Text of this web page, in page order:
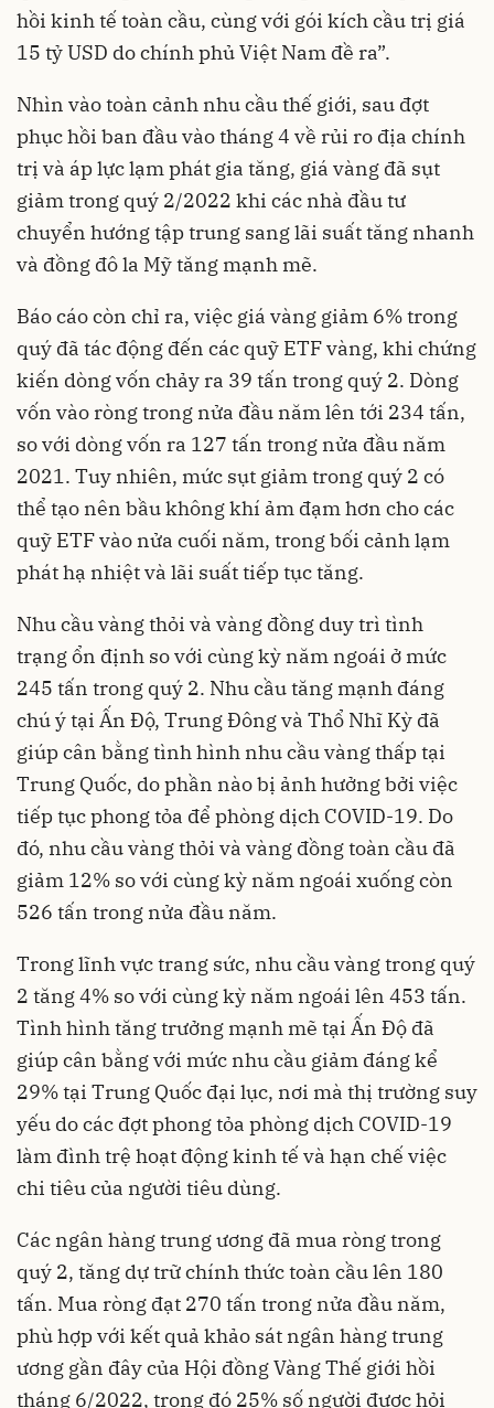
hồi kinh tế toàn cầu, cùng với gói kích cầu trị giá
15 tỷ USD do chính phủ Việt Nam đề ra”.
Nhìn vào toàn cảnh nhu cầu thế giới, sau đợt
phục hồi ban đầu vào tháng 4 về rủi ro địa chính
trị và áp lực lạm phát gia tăng, giá vàng đã sụt
giảm trong quý 2/2022 khi các nhà đầu tư
chuyển hướng tập trung sang lãi suất tăng nhanh
và đồng đô la Mỹ tăng mạnh mẽ.
Báo cáo còn chỉ ra, việc giá vàng giảm 6% trong
quý đã tác động đến các quỹ ETF vàng, khi chứng
kiến dòng vốn chảy ra 39 tấn trong quý 2. Dòng
vốn vào ròng trong nửa đầu năm lên tới 234 tấn,
so với dòng vốn ra 127 tấn trong nửa đầu năm
2021. Tuy nhiên, mức sụt giảm trong quý 2 có
thể tạo nên bầu không khí ảm đạm hơn cho các
quỹ ETF vào nửa cuối năm, trong bối cảnhlạm
pháthạ nhiệt và lãi suất tiếp tục tăng.
Nhu cầu vàng thỏi và vàng đồng duy trì tình
trạng ổn định so với cùng kỳ năm ngoái ở mức
245 tấn trong quý 2. Nhu cầu tăng mạnh đáng
chú ý tại Ấn Độ, Trung Đông và Thổ Nhĩ Kỳ đã
giúp cân bằng tình hình nhu cầu vàng thấp tại
Trung Quốc, do phần nào bị ảnh hưởng bởi việc
tiếp tục phong tỏa để phòng dịch COVID-19. Do
đó, nhu cầu vàng thỏi và vàng đồng toàn cầu đã
giảm 12% so với cùng kỳ năm ngoái xuống còn
526 tấn trong nửa đầu năm.
Trong lĩnh vực trang sức, nhu cầu vàng trong quý
2 tăng 4% so với cùng kỳ năm ngoái lên 453 tấn.
Tình hình tăng trưởng mạnh mẽ tại Ấn Độ đã
giúp cân bằng với mức nhu cầu giảm đáng kể
29% tại Trung Quốc đại lục, nơi mà thị trường suy
yếu do các đợt phong tỏa phòng dịch COVID-19
làm đình trệ hoạt động kinh tế và hạn chế việc
chi tiêu của người tiêu dùng.
Các ngân hàng trung ương đã mua ròng trong
quý 2, tăng dự trữ chính thức toàn cầu lên 180
tấn. Mua ròng đạt 270 tấn trong nửa đầu năm,
phù hợp với kết quả khảo sát ngân hàng trung
ương gần đây của Hội đồng Vàng Thế giới hồi
tháng 6/2022, trong đó 25% số người được hỏi